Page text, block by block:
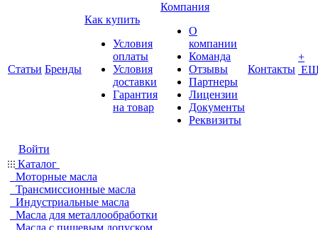
Статьи Бренды
Как купить
Условия
оплаты
Условия
доставки
Гарантия
на товар
Компания
О
компании
Команда
Отзывы
Партнеры
Лицензии
Документы
Реквизиты
Контакты
+
Войти
Каталог
Моторные масла
Трансмиссионные масла
Индустриальные масла
Масла для металлообработки
Масла с пищевым допуском